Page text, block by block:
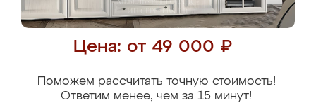
Цена: от 49 000 ₽
Поможем рассчитать точную стоимость!
Ответим менее, чем за 15 минут!